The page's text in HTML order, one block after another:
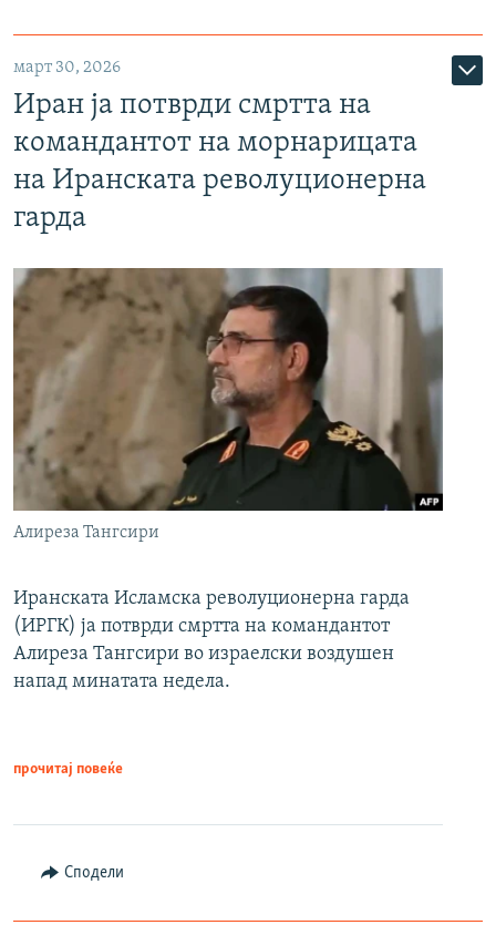
март 30, 2026
Иран ја потврди смртта на
командантот на морнарицата
на Иранската револуционерна
гарда
Алиреза Тангсири
Иранската Исламска револуционерна гарда
(ИРГК) ја потврди смртта на командантот
Алиреза Тангсири во израелски воздушен
напад минатата недела.
прочитај повеќе
Сподели